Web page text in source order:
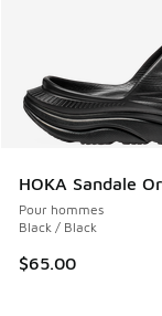
HOKA Sandale
Pour hommes
Black / Black
$65.00